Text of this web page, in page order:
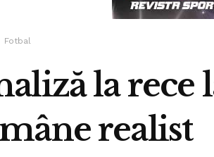
Fotbal
la rece
realist